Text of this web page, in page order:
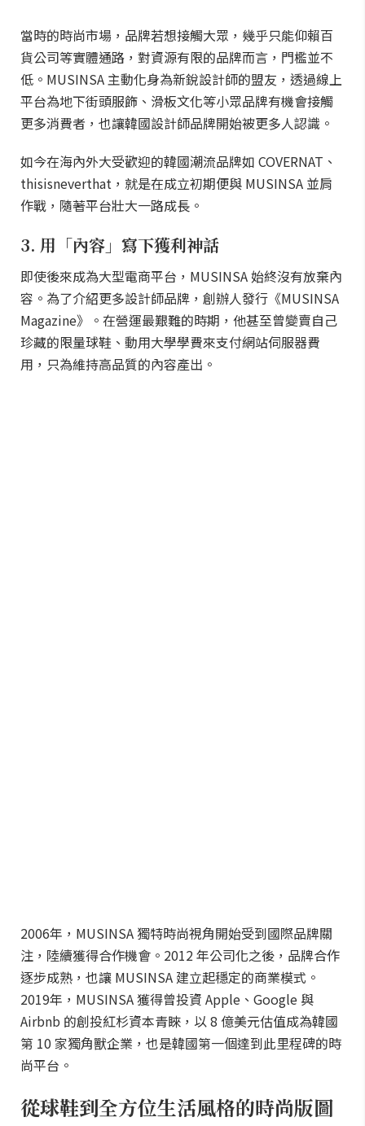
當時的時尚市場，品牌若想接觸大眾，幾乎只能仰賴百
貨公司等實體通路，對資源有限的品牌而言，門檻並不
低。MUSINSA 主動化身為新銳設計師的盟友，透過線上
平台為地下街頭服飾、滑板文化等小眾品牌有機會接觸
更多消費者，也讓韓國設計師品牌開始被更多人認識。
如今在海內外大受歡迎的韓國潮流品牌如 COVERNAT、
thisisneverthat，就是在成立初期便與 MUSINSA 並肩
作戰，隨著平台壯大一路成長。
3. 用「內容」寫下獲利神話
即使後來成為大型電商平台，MUSINSA 始終沒有放棄內
容。為了介紹更多設計師品牌，創辦人發行《MUSINSA
Magazine》。在營運最艱難的時期，他甚至曾變賣自己
珍藏的限量球鞋、動用大學學費來支付網站伺服器費
用，只為維持高品質的內容產出。
2006年，MUSINSA 獨特時尚視角開始受到國際品牌關
注，陸續獲得合作機會。2012 年公司化之後，品牌合作
逐步成熟，也讓 MUSINSA 建立起穩定的商業模式。
2019年，MUSINSA 獲得曾投資 Apple、Google 與
Airbnb 的創投紅杉資本青睞，以 8 億美元估值成為韓國
第 10 家獨角獸企業，也是韓國第一個達到此里程碑的時
尚平台。
從球鞋到全方位生活風格的時尚版圖